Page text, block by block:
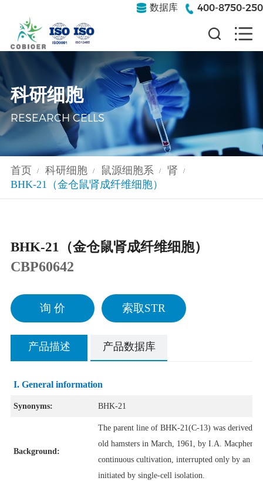
数据库 400-8750-250
科研细胞
RESEARCH CELLS
首页 / 科研细胞 / 鼠源细胞系 / 肾 /
BHK-21（金仓鼠肾成纤维细胞）
BHK-21（金仓鼠肾成纤维细胞）
CBP60642
询 价 索取STR
产品描述 产品数据库
I. General information
Synonyms: BHK-21
Background:
The parent line of BHK-21(C-13) was derived
old hamsters in March, 1961, by I.A.
continuous cultivation, interrupted only by an 8-
initiated by single-cell isolation.